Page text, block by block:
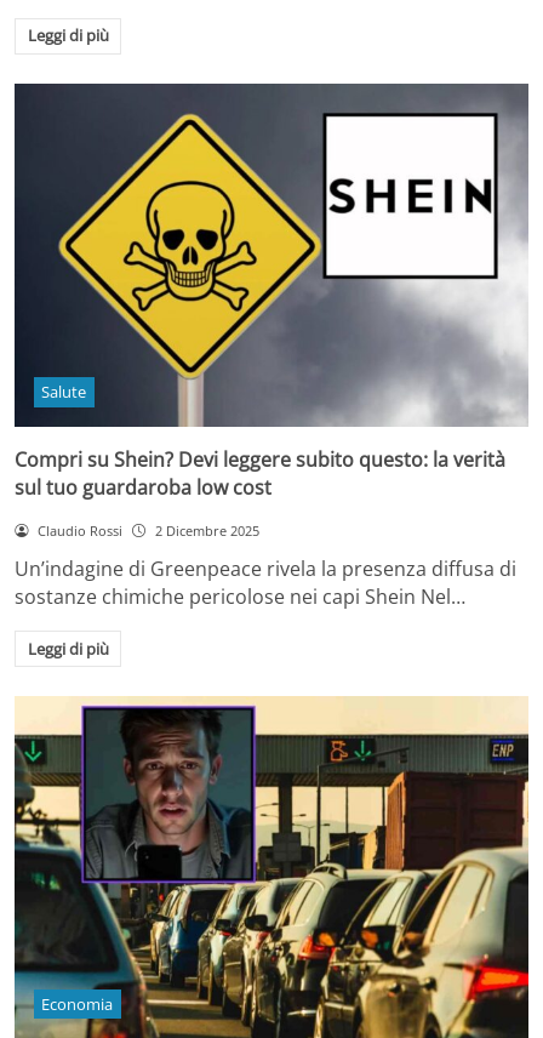
Leggi di più
Salute
Compri su Shein? Devi leggere subito questo: la verità
sul tuo guardaroba low cost
Claudio Rossi 2 Dicembre 2025
Un’indagine di Greenpeace rivela la presenza diffusa di
sostanze chimiche pericolose nei capi Shein Nel…
Leggi di più
Economia